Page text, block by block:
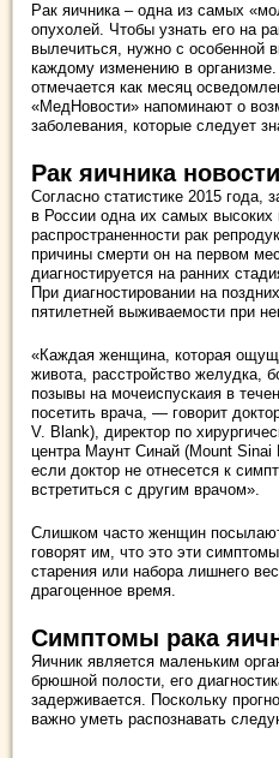
Рак яичника – одна из самых
опухолей. Чтобы узнать его на
вылечиться, нужно с особенной
каждому изменению в
отмечается как месяц
«МедНовости» напоминают о
заболевания, которые следует
Рак яичника новости
Согласно статистике 2015 года,
в России одна их самых высоких
распространенности рак
причины смерти он на первом
диагностируется на ранних
При диагностировании на
пятилетней выживаемости при
«Каждая женщина, которая
живота, расстройство желудка,
позывы на мочеиспускаия в
посетить врача, — говорит
V. Blank), директор по
центра Маунт Синай (Mount
если доктор не отнесется к
встретиться с другим врачом».
Слишком часто женщин
говорят им, что это эти
старения или набора лишнего
драгоценное время.
Симптомы рака
Яичник является маленьким
брюшной полости, его
задерживается. Поскольку
важно уметь распознавать